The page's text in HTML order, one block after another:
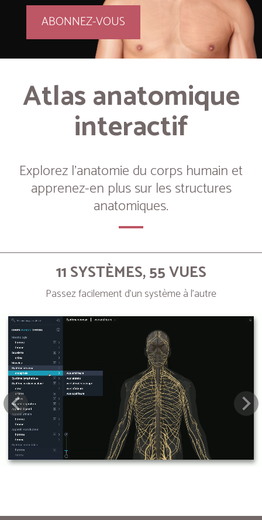
ABONNEZ-VOUS
Atlas anatomique
interactif
Explorez l’anatomie du corps humain et
apprenez-en plus sur les structures
anatomiques.
11 SYSTÈMES, 55 VUES
Passez facilement d’un système à l’autre
Next